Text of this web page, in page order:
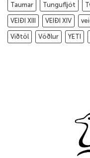
Taumar Tungufljót
VEIÐI XIII VEIÐI XIV
Viðtöl Vöðlur YETI